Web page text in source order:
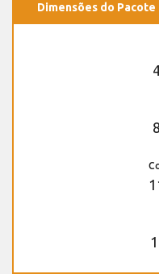
Dimensões do Pacote